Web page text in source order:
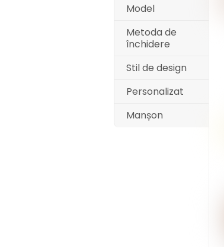
Model
Metoda de
închidere
Stil de design
Personalizat
Manșon